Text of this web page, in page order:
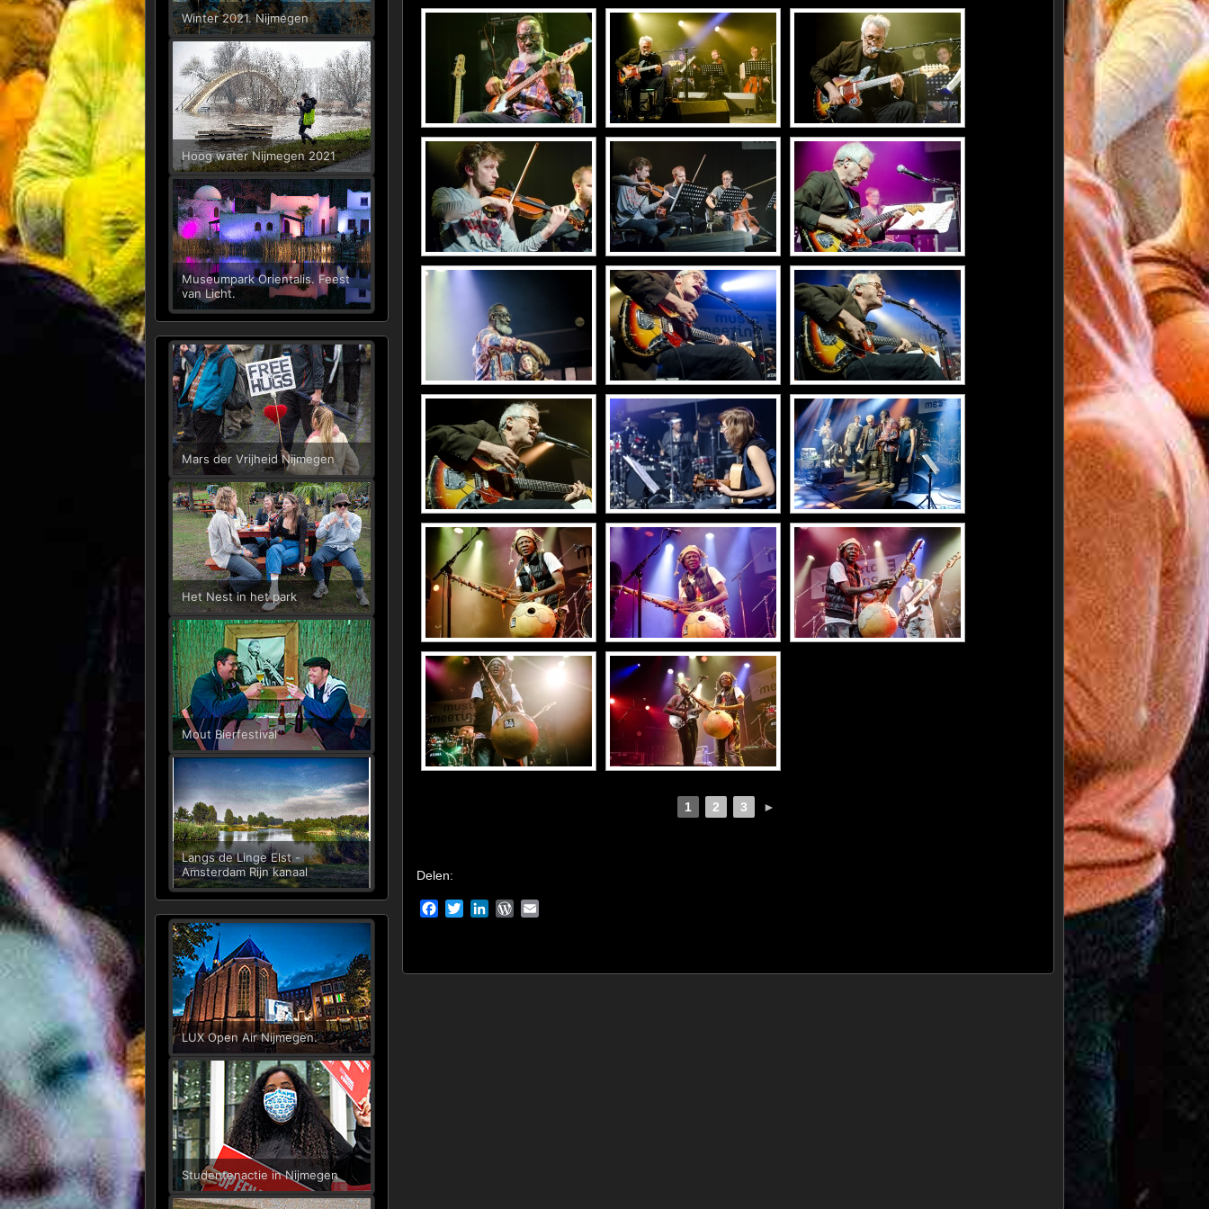
1 2 3 ►
Delen:
Facebook
TwitterLinkedInWordPress
Winter 2021. Nijmegen
Hoog water Nijmegen 2021
Museumpark Orientalis. Feest
van Licht.
Mars der Vrijheid Nijmegen
Het Nest in het park
Mout Bierfestival
Langs de Linge Elst -
Amsterdam Rijn kanaal
LUX Open Air Nijmegen.
Studentenactie in Nijmegen